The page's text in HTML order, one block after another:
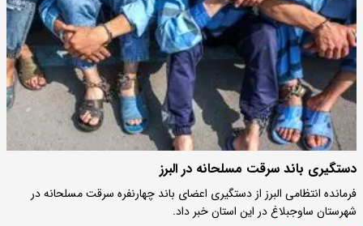
دستگیری باند سرقت مسلحانه در البرز
فرمانده انتظامی البرز از دستگیری اعضای باند چهارنفره سرقت مسلحانه در
شهرستان ساوجبلاغ در این استان خبر داد.